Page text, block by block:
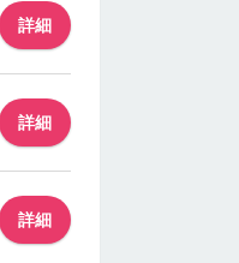
詳細
詳細
詳細